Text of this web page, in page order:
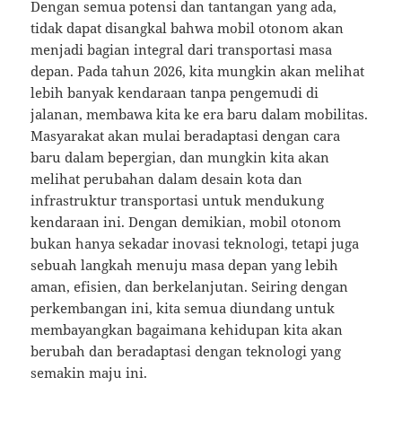
Dengan semua potensi dan tantangan yang ada,
tidak dapat disangkal bahwa mobil otonom akan
menjadi bagian integral dari transportasi masa
depan. Pada tahun 2026, kita mungkin akan melihat
lebih banyak kendaraan tanpa pengemudi di
jalanan, membawa kita ke era baru dalam mobilitas.
Masyarakat akan mulai beradaptasi dengan cara
baru dalam bepergian, dan mungkin kita akan
melihat perubahan dalam desain kota dan
infrastruktur transportasi untuk mendukung
kendaraan ini. Dengan demikian, mobil otonom
bukan hanya sekadar inovasi teknologi, tetapi juga
sebuah langkah menuju masa depan yang lebih
aman, efisien, dan berkelanjutan. Seiring dengan
perkembangan ini, kita semua diundang untuk
membayangkan bagaimana kehidupan kita akan
berubah dan beradaptasi dengan teknologi yang
semakin maju ini.